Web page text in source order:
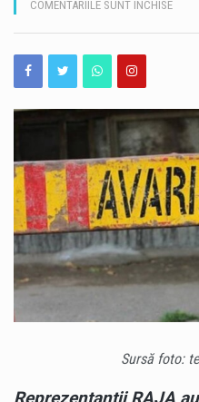
COMENTARIILE SUNT ÎNCHISE
DIN
UNEI
–
CARE
SUNT
Sursă foto: